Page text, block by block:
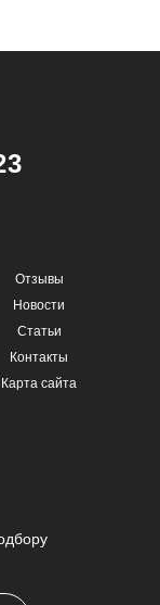
Отзывы
Новости
Статьи
Контакты
Карта сайта